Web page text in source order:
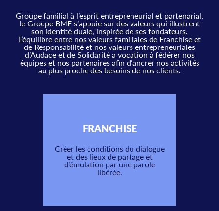
Groupe familial à l’esprit entrepreneurial et partenarial,
le Groupe BMF s’appuie sur des valeurs qui illustrent
son identité duale, inspirée de ses fondateurs.
L’équilibre entre nos valeurs familiales de Franchise et
de Responsabilité et nos valeurs entrepreneuriales
d’Audace et de Solidarité a vocation à fédérer nos
équipes et nos partenaires afin d’ancrer nos activités
au plus proche des besoins de nos clients.
FRANCHISE
Créer les conditions du dialogue
et des lieux de partage et
d’émulation par une parole
libérée.